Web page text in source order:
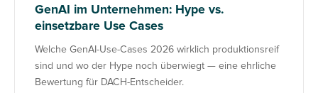
GenAI im Unternehmen: Hype vs.
einsetzbare Use Cases
Welche GenAI-Use-Cases 2026 wirklich produktionsreif
sind und wo der Hype noch überwiegt — eine ehrliche
Bewertung für DACH-Entscheider.